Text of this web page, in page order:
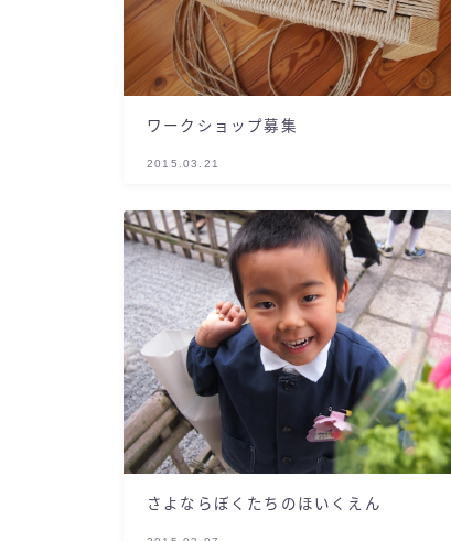
ワークショップ募集
2015.03.21
さよならぼくたちのほいくえん